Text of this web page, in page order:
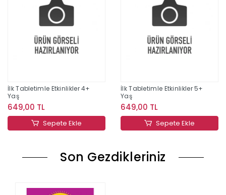
İlk Tabletimle Etkinlikler 4+
Yaş
649,00 TL
Sepete Ekle
İlk Tabletimle Etkinlikler 5+
Yaş
649,00 TL
Sepete Ekle
Son Gezdikleriniz